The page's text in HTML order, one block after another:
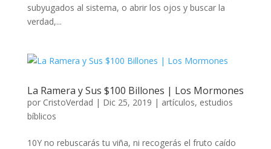
subyugados al sistema, o abrir los ojos y buscar la
verdad,...
La Ramera y Sus $100 Billones | Los Mormones
por CristoVerdad | Dic 25, 2019 | artículos, estudios
bíblicos
10Y no rebuscarás tu viña, ni recogerás el fruto caído